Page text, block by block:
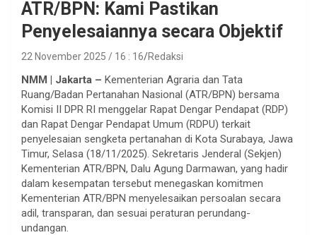
ATR/BPN: Kami Pastikan
Penyelesaiannya secara Objektif
22 November 2025 / 16 : 16 Redaksi
NMM | Jakarta – Kementerian Agraria dan Tata
Ruang/Badan Pertanahan Nasional (ATR/BPN) bersama
Komisi II DPR RI menggelar Rapat Dengar Pendapat (RDP)
dan Rapat Dengar Pendapat Umum (RDPU) terkait
penyelesaian sengketa pertanahan di Kota Surabaya, Jawa
Timur, Selasa (18/11/2025). Sekretaris Jenderal (Sekjen)
Kementerian ATR/BPN, Dalu Agung Darmawan, yang hadir
dalam kesempatan tersebut menegaskan komitmen
Kementerian ATR/BPN menyelesaikan persoalan secara
adil, transparan, dan sesuai peraturan perundang-
undangan.